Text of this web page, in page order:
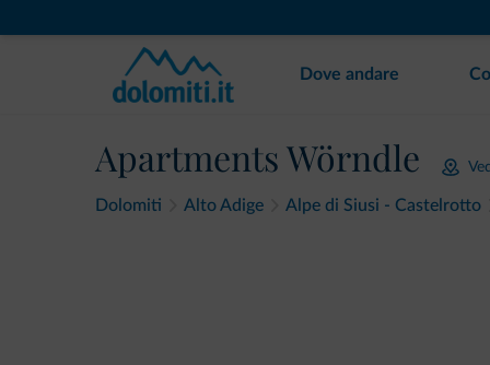
Dove andare
Apartments Wörndle
Dolomiti Alto Adige Alpe di Siusi - Castelrotto